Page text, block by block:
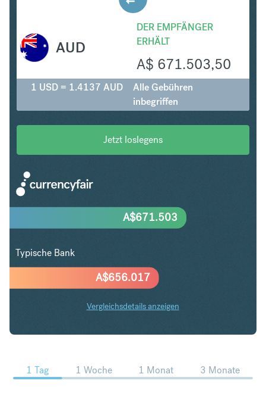
DER EMPFÄNGER
ERHÄLT
A$ 671.503,50
AUD
1 USD = 1.4137 AUD
Alle Gebühren
inbegriffen
Jetzt loslegens
A$656.017
A$671.503
Typische Bank
Vergleichsdetails anzeigen
USD in AUD Trends
1 Tag 1 Woche 1 Monat 3 Monate